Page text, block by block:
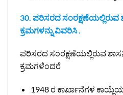
30. ಪರಿಸರದ ಸಂರಕ್ಷಣೆಯಲ್ಲಿರುವ
ಕ್ರಮಗಳನ್ನು ವಿವರಿಸಿ .
ಪರಿಸರದ ಸಂರಕ್ಷಣೆಯಲ್ಲಿರುವ
ಕ್ರಮಗಳೆಂದರೆ
1948 ರ ಕಾರ್ಖಾನೆಗಳ